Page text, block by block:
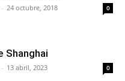
- 24 octubre, 2018 0
Shanghai
- 13 abril, 2023 0